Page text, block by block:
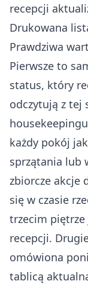
recepcji
Drukowana
Prawdziwa
Pierwsze to
status, który
odczytują z tej
każdy pokój
sprzątania lub
zbiorcze akcje
się w czasie
trzecim
recepcji.
omówiona
tablicą